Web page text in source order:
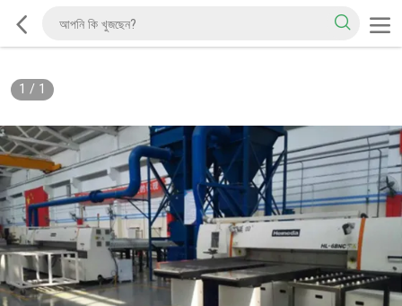
1 / 1